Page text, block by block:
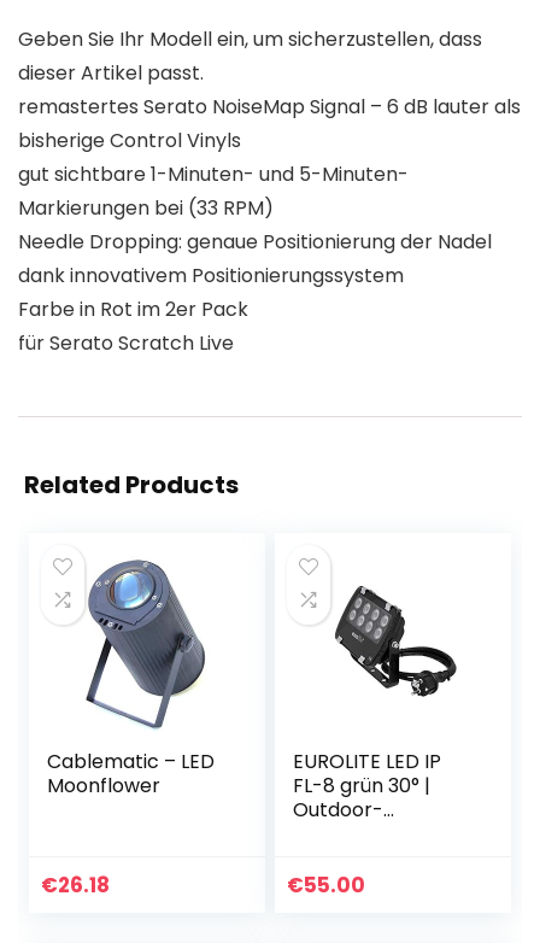
Geben Sie Ihr Modell ein, um sicherzustellen, dass
dieser Artikel passt.
remastertes Serato NoiseMap Signal – 6 dB lauter als
bisherige Control Vinyls
gut sichtbare 1-Minuten- und 5-Minuten-
Markierungen bei (33 RPM)
Needle Dropping: genaue Positionierung der Nadel
dank innovativem Positionierungssystem
Farbe in Rot im 2er Pack
für Serato Scratch Live
Related Products
Cablematic – LED
Moonflower
€26.18
EUROLITE LED IP
FL-8 grün 30° |
Outdoor-
Watt-LED und 30°
€55.00